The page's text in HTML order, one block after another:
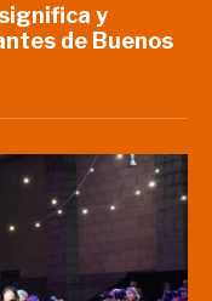
y
de Buenos